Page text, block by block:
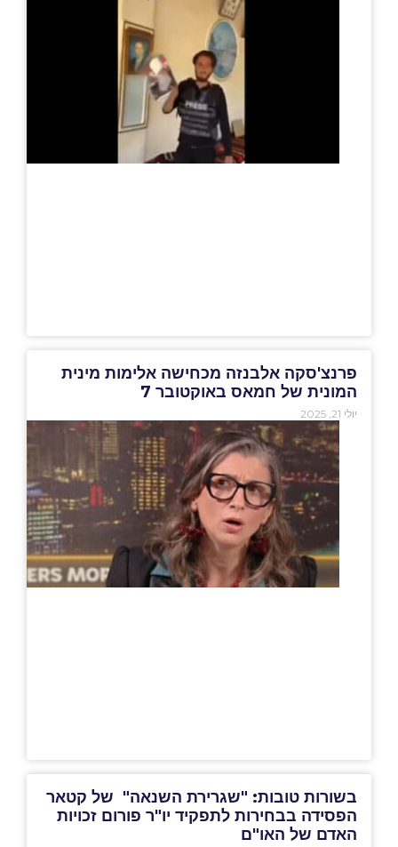
פרנצ'סקה אלבנזה מכחישה אלימות מינית
המונית של חמאס באוקטובר 7
יולי 21, 2025
בשורות טובות: "שגרירת השנאה" של קטאר
הפסידה בבחירות לתפקיד יו"ר פורום זכויות
האדם של האו"ם